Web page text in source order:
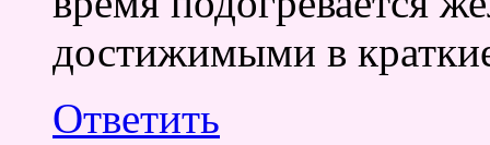
достижимыми в
Ответить